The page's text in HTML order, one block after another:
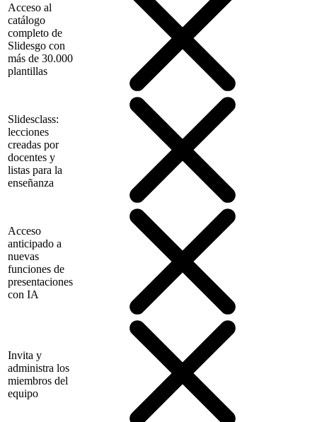
Acceso al
catálogo
completo de
Slidesgo con
más de 30.000
plantillas
Slidesclass:
lecciones
creadas por
docentes y
listas para la
enseñanza
Acceso
anticipado a
nuevas
funciones de
presentaciones
con IA
Invita y
administra los
miembros del
equipo